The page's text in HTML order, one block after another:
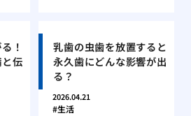
！
伝
乳歯の虫歯を放置すると
永久歯にどんな影響が出
る？
2026.04.21
生活